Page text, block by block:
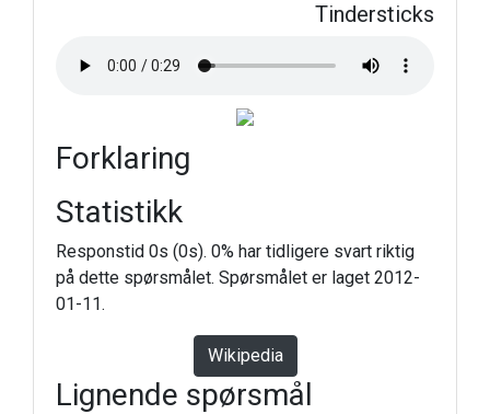
Tindersticks
Forklaring
Statistikk
Responstid 0s (0s). 0% har tidligere svart riktig
på dette spørsmålet. Spørsmålet er laget 2012-
01-11.
Wikipedia
Lignende spørsmål